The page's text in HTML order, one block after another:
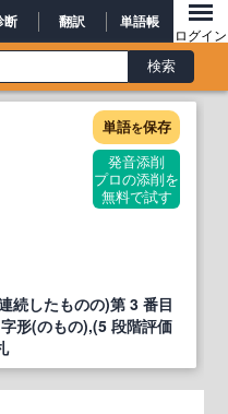
断 翻訳 単語帳
ログイン
単語を保存
発音添削
プロの添削を
無料で試す
続したものの)第 3 番目
形(のもの),(5 段階評価